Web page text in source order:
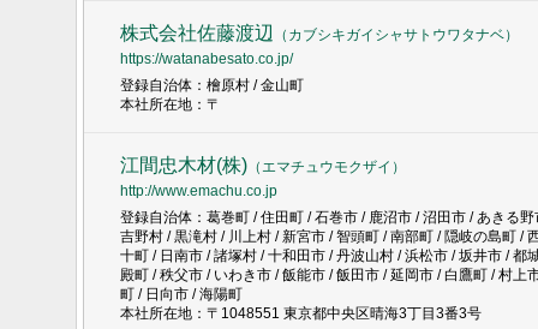
株式会社佐藤渡辺 （ カブシキガイシャサトウワタナベ）
https://watanabesato.co.jp/
登録自治体：檜原村 / 金山町
本社所在地：〒
江間忠木材(株)（エマチュウモクザイ ）
http://www.emachu.co.jp
登録自治体：葛巻町 / 住田町 / 石巻市 / 鹿沼市 / 沼田市 / あきる
吉野村 / 黒滝村 / 川上村 / 新宮市 / 智頭町 / 南部町 / 隠岐の島町 /
十町 / 日南市 / 諸塚村 / 十和田市 / 丹波山村 / 浜松市 / 坂井市 /
殿町 / 秩父市 / いわき市 / 飯能市 / 飯田市 / 延岡市 / 白鷹町 / 村
町 / 日向市 / 海陽町
本社所在地：〒1048551 東京都中央区晴海3丁目3番3号